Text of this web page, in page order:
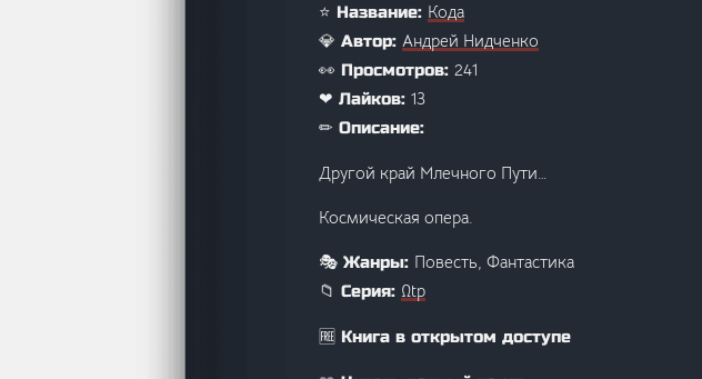
⭐ Название: Кода
💎 Автор: Aндрей Нидченко
👀 Просмотров: 241
❤ Лайков: 13
✏ Описание:
Другой край Млечного Пути…
Космическая опера.
🎭 Жанры: Повесть, Фантастика
📁 Серия: Ωtp
🆓 Книга в открытом доступе